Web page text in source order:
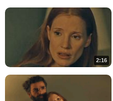
2:16